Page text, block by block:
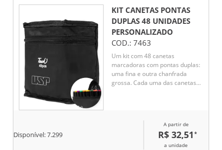
KIT CANETAS PONTAS
DUPLAS 48 UNIDADES
PERSONALIZADO
COD.: 7463
Um kit com 48 canetas
marcadoras com pontas duplas:
uma fina e outra chanfrada
grossa. Cada uma das canetas
até mesmo em períodos
prolongados. Este é um conjunto
que, através de toda a sua
Disponível:7.299
A partir de
R$ 32,51 *
a unidade